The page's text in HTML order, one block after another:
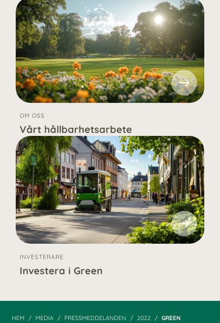
OM OSS
Vårt hållbarhetsarbete
INVESTERARE
Investera i Green
HEM MEDIA PRESSMEDDELANDEN 2022
GREEN